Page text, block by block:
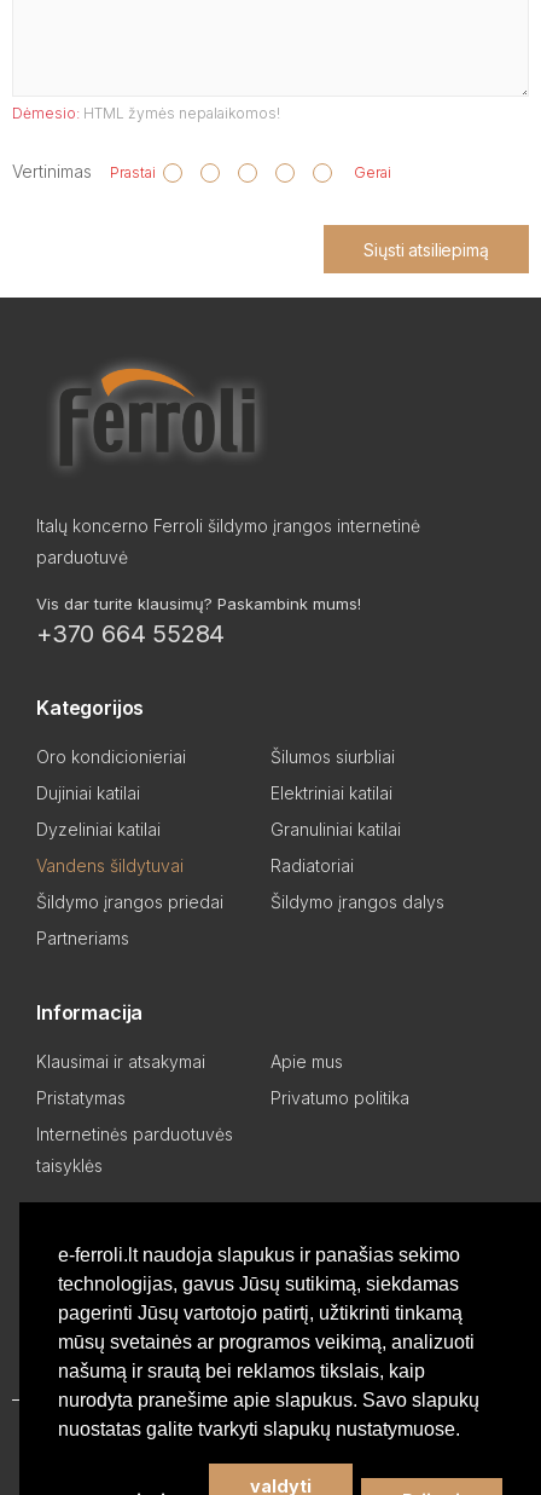
e-ferroli.lt naudoja slapukus ir panašias sekimo
technologijas, gavus Jūsų sutikimą, siekdamas
pagerinti Jūsų vartotojo patirtį, užtikrinti tinkamą
mūsų svetainės ar programos veikimą, analizuoti
našumą ir srautą bei reklamos tikslais, kaip
nurodyta pranešime apie slapukus. Savo slapukų
nuostatas galite tvarkyti slapukų nustatymuose.
valdyti
Dėmesio: HTML žymės nepalaikomos!
Vertinimas Prastai Gerai
Siųsti atsiliepimą
Italų koncerno Ferroli šildymo įrangos internetinė
parduotuvė
Vis dar turite klausimų? Paskambink mums!
+370 664 55284
Kategorijos
Oro kondicionieriai
Šilumos siurbliai
Dujiniai katilai
Elektriniai katilai
Dyzeliniai katilai
Granuliniai katilai
Vandens šildytuvai
Radiatoriai
Šildymo įrangos priedai
Šildymo įrangos dalys
Partneriams
Informacija
Klausimai ir atsakymai
Apie mus
Pristatymas
Privatumo politika
Internetinės parduotuvės
taisyklės
Asmeninis kabinetas
Pageidavimų sąrašas
Palyginti produktus
Basket
Privatumo politika